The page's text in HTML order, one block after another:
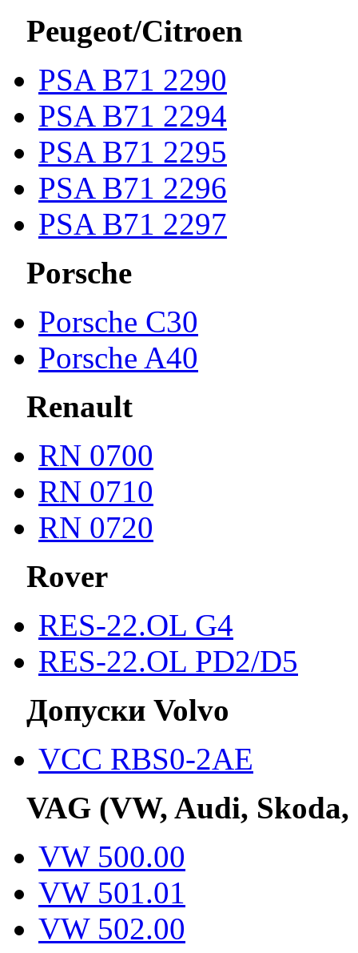
Peugeot/Citroen
PSA B71 2290
PSA B71 2294
PSA B71 2295
PSA B71 2296
PSA B71 2297
Porsche
Porsche С30
Porsche A40
Renault
RN 0700
RN 0710
RN 0720
Rover
RES-22.OL G4
RES-22.OL PD2/D5
Допуски Volvo
VCC RBS0-2AE
VAG (VW, Audi, Skoda,
VW 500.00
VW 501.01
VW 502.00